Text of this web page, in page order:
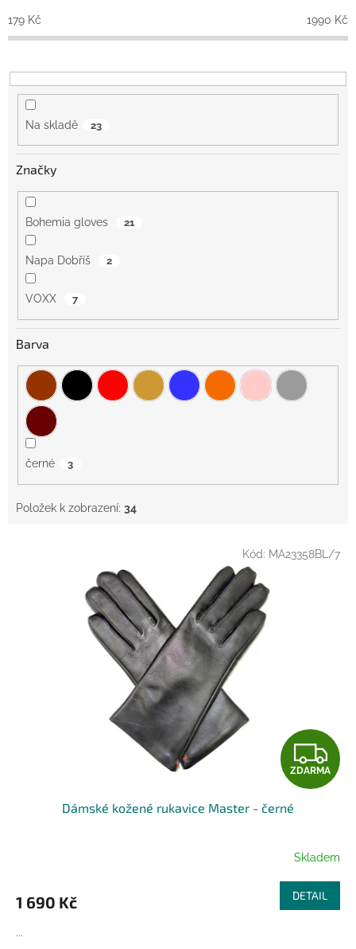
o
d
k
t
179 Kč 1990 Kč
Na skladě 23
Značky
Bohemia gloves 21
Napa Dobříš 2
VOXX 7
Barva
černé 3
Položek k zobrazení: 34
Z
D
R
M
A
ZDARMA
Dámské kožené rukavice Master - černé
Skladem
1 690 Kč DETAIL
...
Kód: MA23358BL/7